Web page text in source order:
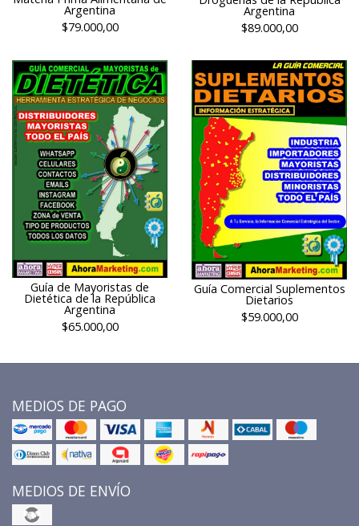
Argentina
$79.000,00
Argentina
$89.000,00
Guía de Mayoristas de
Dietética de la República
Argentina
$65.000,00
Guía Comercial Suplementos
Dietarios
$59.000,00
MEDIOS DE PAGO
MEDIOS DE ENVÍO